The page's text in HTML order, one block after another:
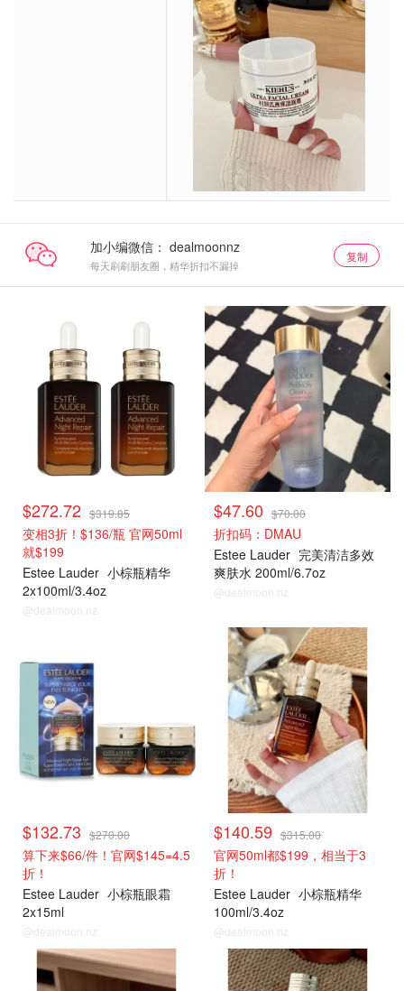
加小编微信：
每天刷刷朋友圈，精华折扣不漏掉
复制
雅诗兰黛
$272.72 $319.85
变相3折！$136/瓶 官网50ml
就$199
Estee Lauder 小棕瓶精华
2x100ml/3.4oz
@dealmoon.nz
雅诗兰黛
$47.60 $70.00
折扣码：DMAU
Estee Lauder 完美清洁多效
爽肤水 200ml/6.7oz
@dealmoon.nz
$132.73 $270.00
算下来$66/件！官网$145=4.5
折！
Estee Lauder 小棕瓶眼霜
2x15ml
@dealmoon.nz
雅诗兰黛
$140.59 $315.00
官网50ml都$199，相当于3
折！
Estee Lauder 小棕瓶精华
100ml/3.4oz
@dealmoon.nz
雅诗兰黛 雅诗兰黛